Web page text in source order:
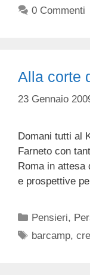
0 Commenti
Alla corte
23 Gennaio
Domani tutti al
Farneto con
Roma in attesa
e prospettive
Categorie
Pensieri,
Tag
barcamp,